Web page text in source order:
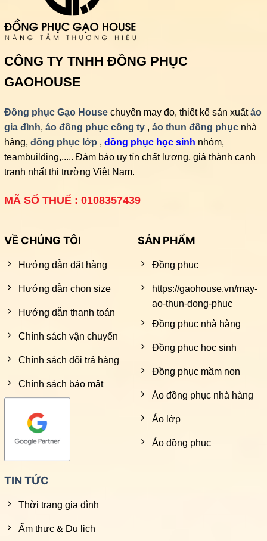
CÔNG TY TNHH ĐỒNG PHỤC
GAOHOUSE
Đồng phục Gạo Housechuyên may đo, thiết kế sản xuấtáo
gia đình, áo đồng phục công ty, áo thun đồng phụcnhà
hàng, đồng phục lớp , đồng phục học sinh nhóm,
teambuilding,..... Đảm bảo uy tín chất lượng, giá thành cạnh
tranh nhất thị trường Việt Nam.
MÃ SỐ THUẾ : 0108357439
VỀ CHÚNG TÔI
Hướng dẫn đặt hàng
Hướng dẫn chọn size
Hướng dẫn thanh toán
Chính sách vận chuyển
Chính sách đổi trả hàng
Chính sách bảo mật
SẢN PHẨM
Đồng phục
https://gaohouse.vn/may-
ao-thun-dong-phuc
Đồng phục nhà hàng
Đồng phục học sinh
Đồng phục mầm non
Áo đồng phục nhà hàng
Áo lớp
Áo đồng phục
TIN TỨC
Thời trang gia đình
Ẩm thực & Du lịch